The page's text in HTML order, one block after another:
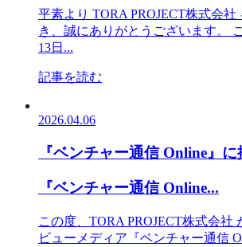
平素より TORA PROJECT株式会
き、誠にありがとうございます。
13日...
記事を読む
2026.04.06
『ベンチャー通信 Online』
『ベンチャー通信 Online...
この度、TORA PROJECT株式会社
ビューメディア『ベンチャー通信